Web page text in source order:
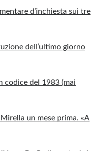
d’inchiesta sui tre
dell’ultimo giorno
codice del 1983 (mai
un mese prima. «A